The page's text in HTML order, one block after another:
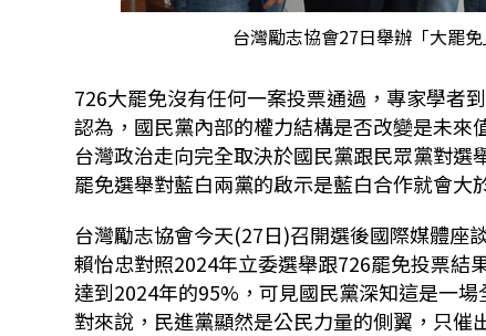
台灣勵志協會27日舉辦「大罷
726大罷免沒有任何一案投票通過，專家學者
認為，國民黨內部的權力結構是否改變是未
台灣政治走向完全取決於國民黨跟民眾黨對
罷免選舉對藍白兩黨的啟示是藍白合作就會大
台灣勵志協會今天(27日)召開選後國際媒體座
賴怡忠對照2024年立委選舉跟726罷免投票結
達到2024年的95% ，可見國民黨深知這是一
對來說，民進黨顯然是公民力量的側翼，只催